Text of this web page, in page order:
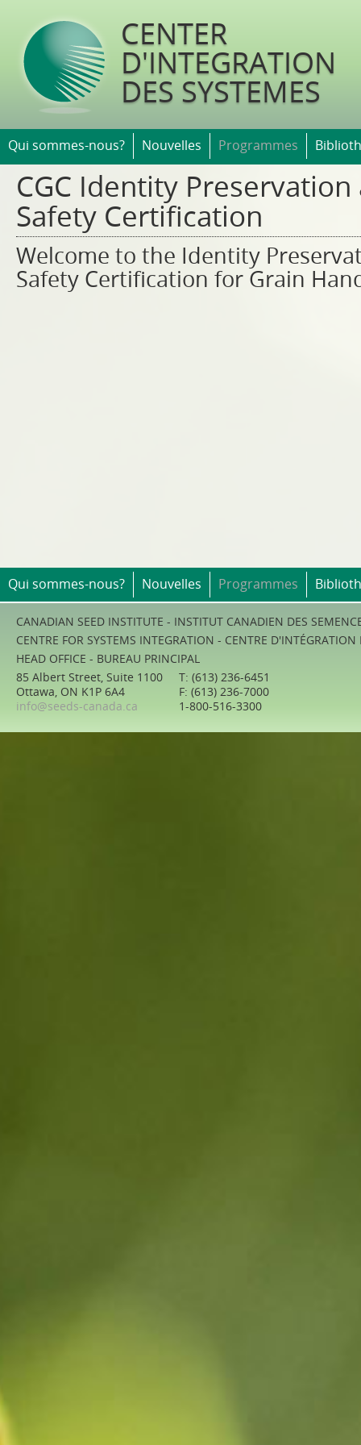
CENTER
D'INTEGRATION
DES SYSTEMES
Qui sommes-nous? Nouvelles Programmes
CGC Identity Preservation
Safety Certification
Welcome to the Identity
Safety Certification for Grain
Qui sommes-nous? Nouvelles Programmes
CANADIAN SEED INSTITUTE - INSTITUT CANADIEN DES
CENTRE FOR SYSTEMS INTEGRATION - CENTRE D'INTÉGRATION
HEAD OFFICE - BUREAU PRINCIPAL
85 Albert Street, Suite 1100
Ottawa, ON K1P 6A4
info@seeds-canada.ca
T: (613) 236-6451
F: (613) 236-7000
1-800-516-3300